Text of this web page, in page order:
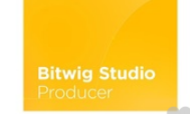
Sonnox
SYNTHOGY
TAC SYSTEM
TC helicon
Teenage